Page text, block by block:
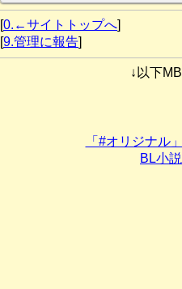
[0.←サイトトップへ]
[9.管理に報告]
↓以下
「#オリジナル
BL小